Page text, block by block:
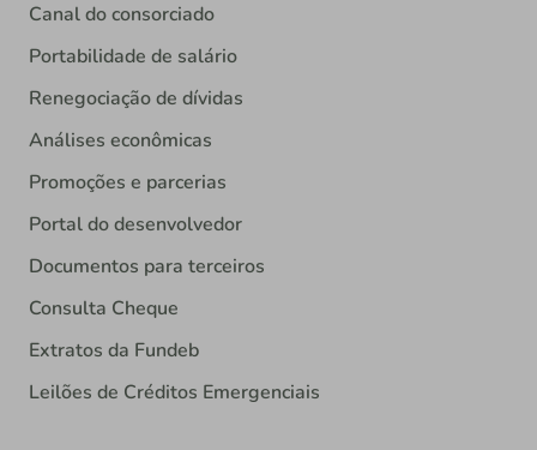
Canal do consorciado
Portabilidade de salário
Renegociação de dívidas
Análises econômicas
Promoções e parcerias
Portal do desenvolvedor
Documentos para terceiros
Consulta Cheque
Extratos da Fundeb
Leilões de Créditos Emergenciais